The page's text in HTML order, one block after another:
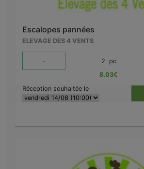
Escalopes pannées
ELEVAGE DES 4 VENTS
- 2 pc
8.03€
Réception souhaitée le